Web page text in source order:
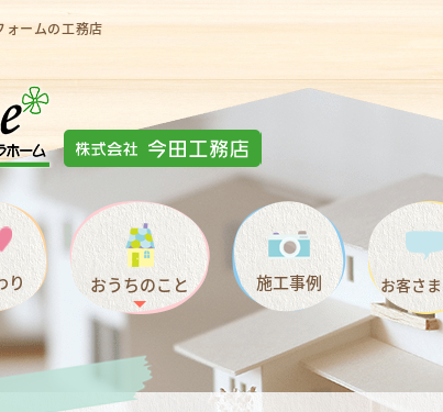
ォームの工務店
り おうちのこと 施工事例 お客さ